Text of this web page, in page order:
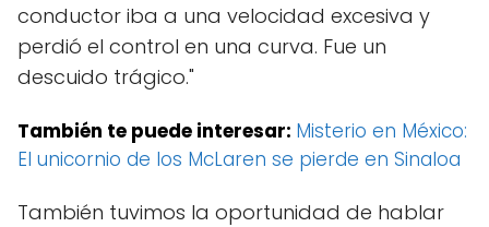
conductor iba a una velocidad excesiva y
perdió el control en una curva. Fue un
descuido trágico."
También te puede interesar: Misterio en México:
El unicornio de los McLaren se pierde en Sinaloa
También tuvimos la oportunidad de hablar